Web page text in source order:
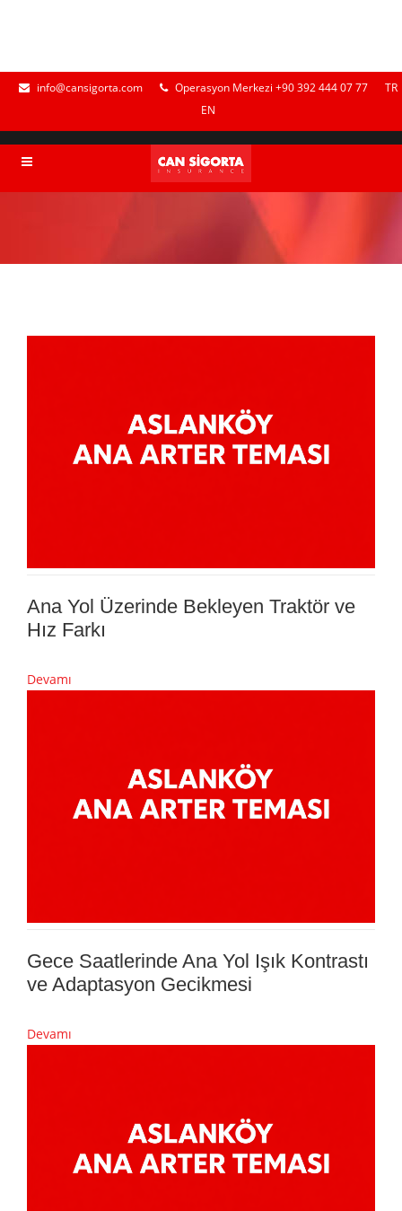
info@cansigorta.com Operasyon Merkezi +90 392 444 07 77
TR
EN
Ana Yol Üzerinde Bekleyen Traktör ve
Hız Farkı
Devamı
Gece Saatlerinde Ana Yol Işık Kontrastı
ve Adaptasyon Gecikmesi
Devamı